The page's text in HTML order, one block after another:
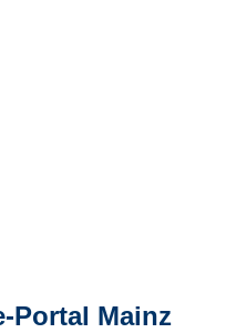
Portal Mainz